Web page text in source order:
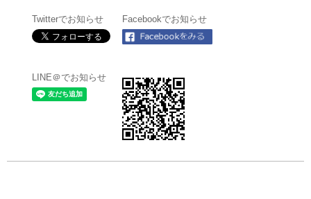
Twitterでお知らせ Facebookでお知らせ
LINE＠でお知らせ